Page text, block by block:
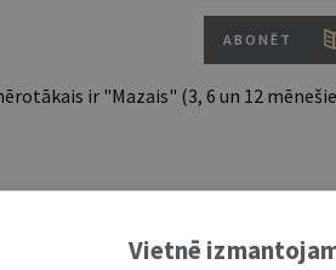
ABONĒT
ir "Mazais" (3, 6 un 12
Vietnē